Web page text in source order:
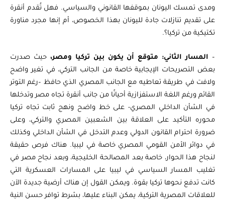
ومدى تمسك اليونان بموقفها القانوني والسياسي. فهل تُقدم أنقرة
على تقديم تنازلات جادة لليونان بهذا الخصوص، أم إنها مجرد مناورة
تكتيكية من تركيا؟.
–المسار الثاني: متوقع أن يكون بين تركيا ومصر،حيث صدرت
بعض التصريحات الإيجابية خاصة من الجانب التركي، في تغير واضح
ولافت في طريقة تعاطيه مع الجانب المصري الذي حافظ –رغم التوتر
القائم ورغم اللغة الاستفزازية أحيانًا من جانب أنقرة تجاه مصر وتدخلها
في الشأن الداخلي المصري- على خط واضح ونهج ثابت تجاه تركيا
محوره التأكيد على العلاقة بين الشعبين المصري والتركي، وعلى
ضرورة احترام القانون الدولي وعدم التدخل في الشأن الداخلي وكذلك
في دوائر الأمن القومي المصري خاصة في ليبيا. هناك فرص حقيقة
لنجاح هذا الحوار، خاصة بعد المصالحة الخليجية، وبعد نجاح مصر في
تغليب المسار السياسي في ليبيا على المسارات العسكرية التي
كانت تدفع نحوها تركيا بقوة. ويمكن القول إن هناك أرضية جديدة الآن
للعلاقات المصرية التركية، يمكن البناء عليها، بشرط توافر حسن النية